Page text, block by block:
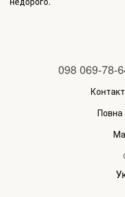
098 069-78-
Повна